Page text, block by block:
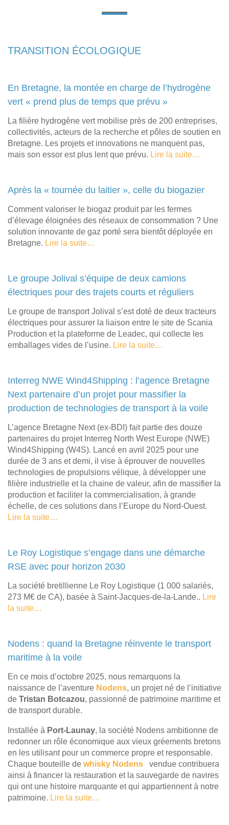
TRANSITION ÉCOLOGIQUE
En Bretagne, la montée en charge de l’hydrogène
vert « prend plus de temps que prévu »
La filière hydrogène vert mobilise près de 200 entreprises,
collectivités, acteurs de la recherche et pôles de soutien en
Bretagne. Les projets et innovations ne manquent pas,
mais son essor est plus lent que prévu. Lire la suite…
Après la « tournée du laitier », celle du biogazier
Comment valoriser le biogaz produit par les fermes
d’élevage éloignées des réseaux de consommation ? Une
solution innovante de gaz porté sera bientôt déployée en
Bretagne. Lire la suite…
Le groupe Jolival s’équipe de deux camions
électriques pour des trajets courts et réguliers
Le groupe de transport Jolival s’est doté de deux tracteurs
électriques pour assurer la liaison entre le site de Scania
Production et la plateforme de Leadec, qui collecte les
emballages vides de l’usine. Lire la suite…
Interreg NWE Wind4Shipping : l’agence Bretagne
Next partenaire d’un projet pour massifier la
production de technologies de transport à la voile
L’agence Bretagne Next (ex-BDI) fait partie des douze
partenaires du projet Interreg North West Europe (NWE)
Wind4Shipping (W4S). Lancé en avril 2025 pour une
durée de 3 ans et demi, il vise à éprouver de nouvelles
technologies de propulsions vélique, à développer une
filière industrielle et la chaine de valeur, afin de massifier la
production et faciliter la commercialisation, à grande
échelle, de ces solutions dans l’Europe du Nord-Ouest.
Lire la suite…
Le Roy Logistique s’engage dans une démarche
RSE avec pour horizon 2030
La société bretillienne Le Roy Logistique (1 000 salariés,
273 M€ de CA), basée à Saint-Jacques-de-la-Lande.. Lire
la suite…
Nodens : quand la Bretagne réinvente le transport
maritime à la voile
En ce mois d’octobre 2025, nous remarquons la
naissance de l’aventure Nodens, un projet né de l’initiative
de Tristan Botcazou, passionné de patrimoine maritime et
de transport durable.
Installée à Port-Launay, la société Nodens ambitionne de
redonner un rôle économique aux vieux gréements bretons
en les utilisant pour un commerce propre et responsable.
Chaque bouteille de whisky Nodens
vendue contribuera
ainsi à financer la restauration et la sauvegarde de navires
qui ont une histoire marquante et qui appartiennent à notre
patrimoine. Lire la suite…